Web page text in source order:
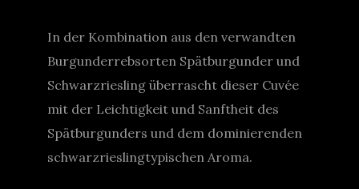
In der Kombination aus den verwandten
Burgunderrebsorten Spätburgunder und
Schwarzriesling überrascht dieser Cuvée
mit der Leichtigkeit und Sanftheit des
Spätburgunders und dem dominierenden
schwarzrieslingtypischen Aroma.